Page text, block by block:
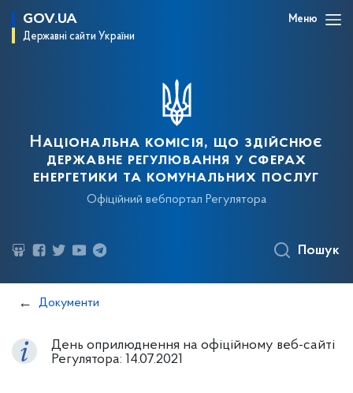
GOV.UA
Державні сайти України
Меню
Національна комісія, що здійснює
державне регулювання у сферах
енергетики та комунальних послуг
Офіційний вебпортал Регулятора
Пошук
Документи
День оприлюднення на офіційному веб-сайті
Регулятора: 14.07.2021